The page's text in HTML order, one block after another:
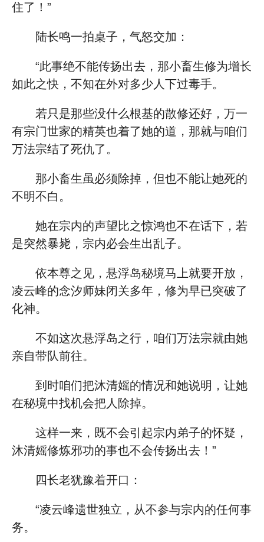
住了！”
陆长鸣一拍桌子，气怒交加：
“此事绝不能传扬出去，那小畜生修为增长
如此之快，不知在外对多少人下过毒手。
若只是那些没什么根基的散修还好，万一
有宗门世家的精英也着了她的道，那就与咱们
万法宗结了死仇了。
那小畜生虽必须除掉，但也不能让她死的
不明不白。
她在宗内的声望比之惊鸿也不在话下，若
是突然暴毙，宗内必会生出乱子。
依本尊之见，悬浮岛秘境马上就要开放，
凌云峰的念汐师妹闭关多年，修为早已突破了
化神。
不如这次悬浮岛之行，咱们万法宗就由她
亲自带队前往。
到时咱们把沐清媱的情况和她说明，让她
在秘境中找机会把人除掉。
这样一来，既不会引起宗内弟子的怀疑，
沐清媱修炼邪功的事也不会传扬出去！”
四长老犹豫着开口：
“凌云峰遗世独立，从不参与宗内的任何事
务。